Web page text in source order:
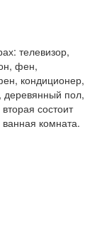
телевизор,
фен,
кондиционер,
деревянный пол,
состоит
комната.